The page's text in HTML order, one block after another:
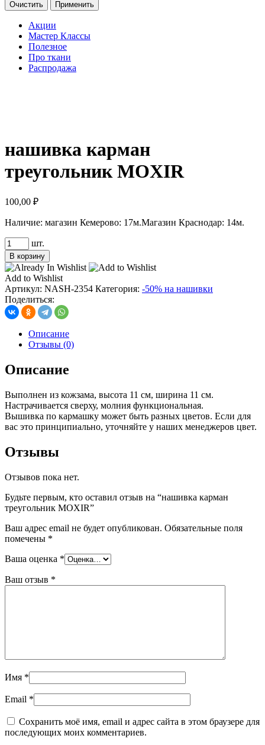
Очистить Применить
Акции
Мастер Классы
Полезное
Про ткани
Распродажа
нашивка карман
треугольник MOXIR
100,00 ₽
Наличие: магазин Кемерово: 17м.Магазин Краснодар: 14м.
Количество
товара
нашивка
карман
треугольник
MOXIR
шт.
В корзину
Add to Wishlist
Артикул: NASH-2354 Категория: -50% на нашивки
Поделиться:
Описание
Отзывы (0)
Описание
Выполнен из кожзама, высота 11 см, ширина 11 см.
Настрачивается сверху, молния функциональная.
Вышивка по кармашку может быть разных цветов. Если для
вас это принципиально, уточняйте у наших менеджеров цвет.
Отзывы
Отзывов пока нет.
Будьте первым, кто оставил отзыв на “нашивка карман
треугольник MOXIR”
Ваш адрес email не будет опубликован. Обязательные поля
помечены *
Ваша оценка *
Ваш отзыв *
Имя *
Email *
Сохранить моё имя, email и адрес сайта в этом браузере для
последующих моих комментариев.